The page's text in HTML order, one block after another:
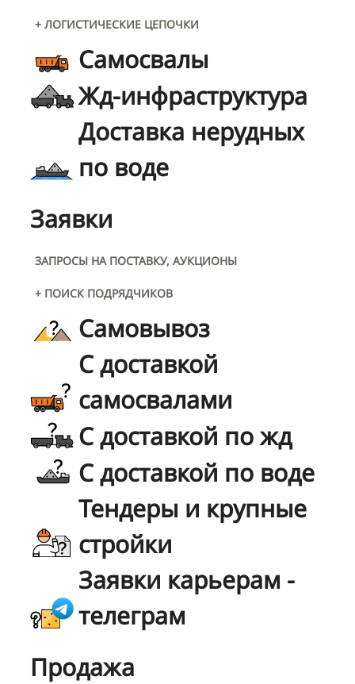
+ ЛОГИСТИЧЕСКИЕ ЦЕПОЧКИ
Самосвалы
Жд-инфраструктура
Доставка нерудных
по воде
Заявки
ЗАПРОСЫ НА ПОСТАВКУ, АУКЦИОНЫ
+ ПОИСК ПОДРЯДЧИКОВ
Самовывоз
С доставкой
самосвалами
С доставкой по жд
С доставкой по воде
Тендеры и крупные
стройки
Заявки карьерам -
телеграм
Продажа